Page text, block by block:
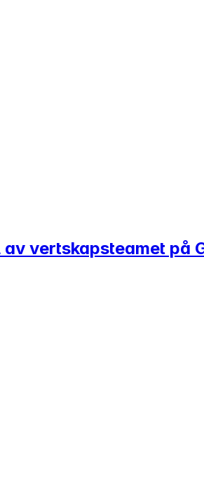
vertskapsteamet på